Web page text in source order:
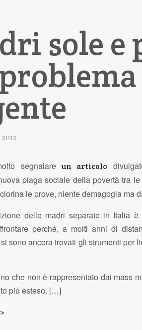
sole e
segnalare un articolo
piaga sociale della povertà tra
le prove, niente demagogia ma
delle madri separate in Italia
perché, a molti anni di
sono ancora trovati gli strumenti per
che non è rappresentato dai mass
più esteso. […]